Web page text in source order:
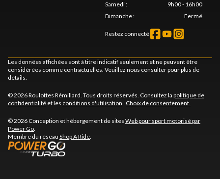
Samedi:
9h00 - 16h00
Dimanche: Fermé
Restez connecté
Les données affichées sont à titre indicatif seulement et ne peuvent être
considérées comme contractuelles. Veuillez nous consulter pour plus de
détails.
© 2026 Roulottes Rémillard. Tous droits réservés. Consultez la politique de
confidentialité et les conditions d'utilisation. Choix de consentement.
© 2026 Conception et hébergement de sites Web pour sport motorisé par
Power Go.
Membre du réseau Shop A Ride.